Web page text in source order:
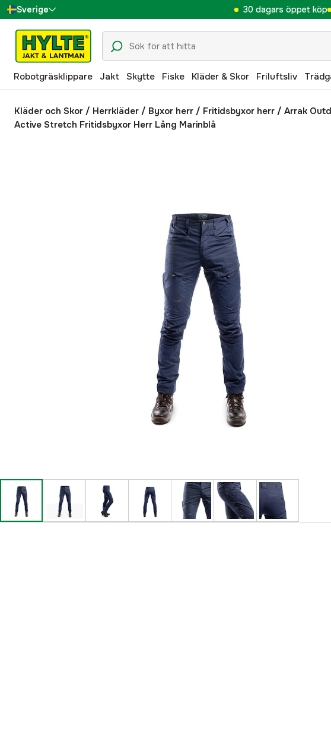
Sverige
Danmark
Suomi
Norge
Deutschland
30 dagars öppet köp
Robotgräsklippare Jakt Skytte Fiske Kläder & Skor Friluftsliv
Kläder och Skor / Herrkläder / Byxor herr / Fritidsbyxor herr / Arrak
Active Stretch Fritidsbyxor Herr Lång Marinblå